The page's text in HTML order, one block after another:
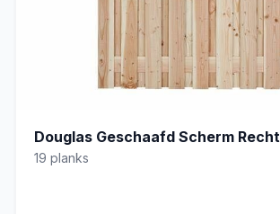
Douglas Geschaafd Scherm Recht
19 planks